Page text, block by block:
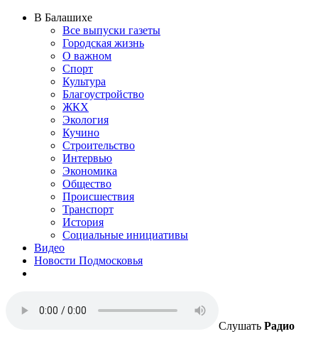
В Балашихе
Все выпуски газеты
Городская жизнь
О важном
Спорт
Культура
Благоустройство
ЖКХ
Экология
Кучино
Строительство
Интервью
Экономика
Общество
Происшествия
Транспорт
История
Социальные инициативы
Видео
Новости Подмосковья
Слушать Радио